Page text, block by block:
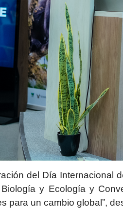
del Día Internacional
y Ecología y
para un cambio global”,